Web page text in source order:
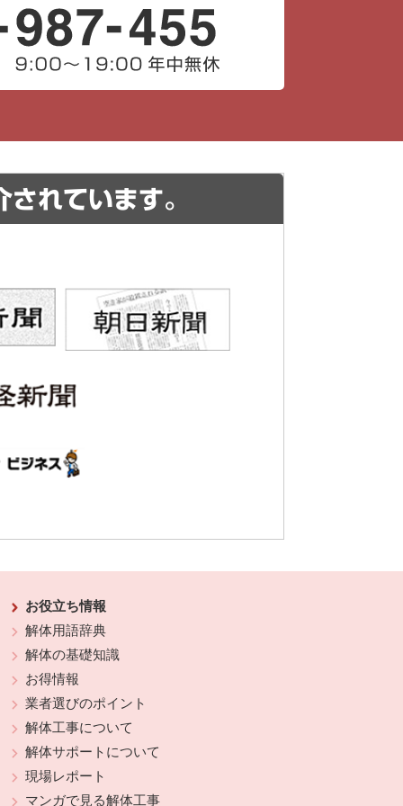
れています。
お役立ち情報
解体用語辞典
解体の基礎知識
お得情報
業者選びのポイント
解体工事について
解体サポートについて
現場レポート
マンガで見る解体工事